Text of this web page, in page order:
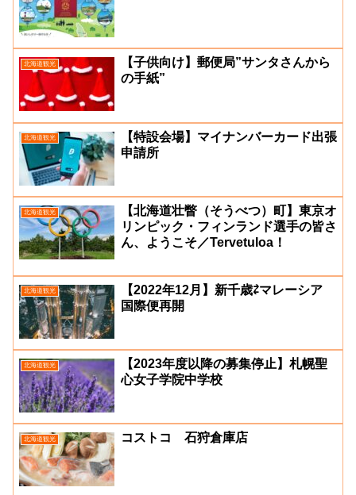
北海道観光
【子供向け】郵便局”サンタさんから
の手紙”
北海道観光
【特設会場】マイナンバーカード出張
申請所
北海道観光
【北海道壮瞥（そうべつ）町】東京オ
リンピック・フィンランド選手の皆さ
ん、ようこそ／Tervetuloa！
北海道観光
【2022年12月】新千歳⇄マレーシア
国際便再開
北海道観光
【2023年度以降の募集停止】札幌聖
心女子学院中学校
北海道観光 コストコ 石狩倉庫店